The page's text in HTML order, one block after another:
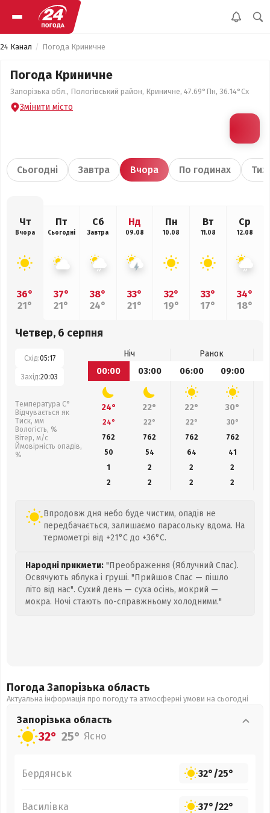
24 Канал Погода Криничне
Погода Криничне
Запорізька обл., Пологівський район, Криничне, 47.69°Пн, 36.14°Сх
Змінити місто
Сьогодні Завтра Вчора По годинах
Чт
Вчора
36°
21°
Пт
Сьогодні
37°
21°
Сб
Завтра
38°
24°
Нд
09.08
33°
21°
Пн
10.08
32°
19°
Вт
11.08
33°
17°
Ср
12.08
34°
18°
Четвер, 6 серпня
Схід:05:17
Захід:20:03
Температура С°
Відчувається як
Тиск, мм
Вологість, %
Вітер, м/с
Ймовірність опадів,
%
Ніч
Ранок
00:00
03:00 06:00 09:00
24° 22° 22° 30°
24° 22° 22° 30°
762
762 762 762
50
54 64 41
1
2 2
2
2
2 2 2
Впродовж дня небо буде чистим, опадів не
передбачається, залишаємо парасольку вдома. На
термометрі від +21°C до +36°C.
Народні прикмети: "Преображення (Яблучний Спас).
Освячують яблука і груші. "Прийшов Спас — пішло
літо від нас". Сухий день — суха осінь, мокрий —
мокра. Ночі стають по-справжньому холодними."
Погода Запорізька область
Актуальна інформація про погоду та атмосферні умови на сьогодні
Запорізька область
32° 25° Ясно
Бердянськ 32°/25°
Василівка 37°/22°